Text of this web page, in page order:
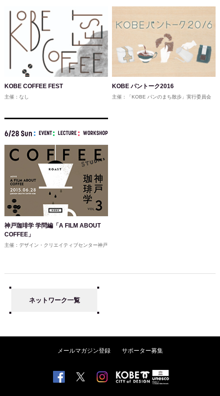
KOBE COFFEE FEST
主催：なし
KOBE パントーク2016
主催：「KOBE パンのまち散歩」実行委員会
6/28 Sun EVENT LECTURE WORKSHOP
神戸珈琲学 学問編「A FILM ABOUT
COFFEE」
主催：デザイン・クリエイティブセンター神戸
ネットワーク一覧
メールマガジン登録 サポーター募集